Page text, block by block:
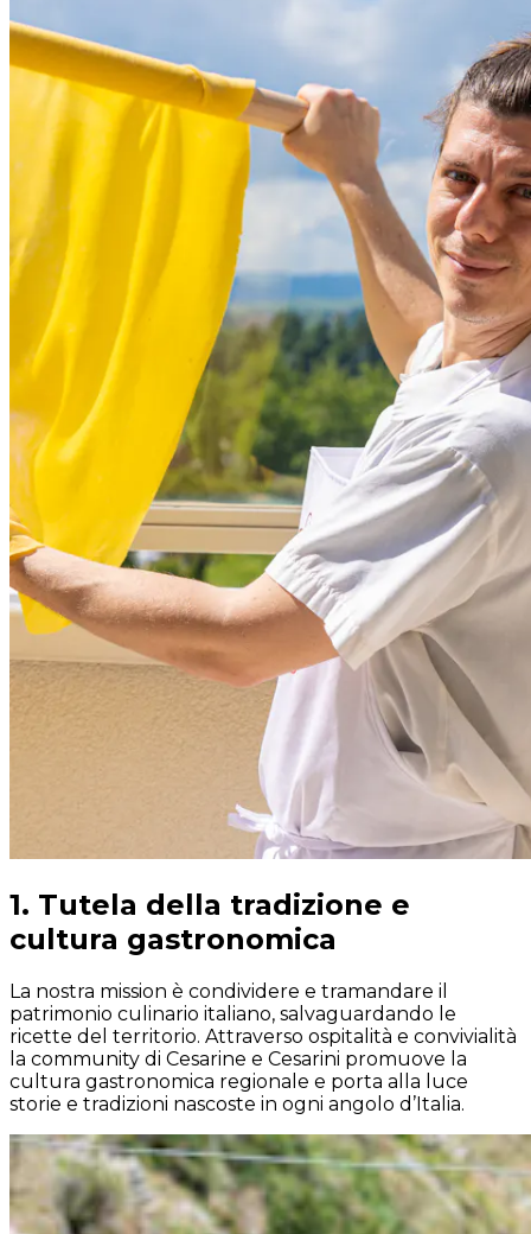
1. Tutela della tradizione e
cultura gastronomica
La nostra mission è condividere e tramandare il
patrimonio culinario italiano, salvaguardando le
ricette del territorio. Attraverso ospitalità e convivialità
la community di Cesarine e Cesarini promuove la
cultura gastronomica regionale e porta alla luce
storie e tradizioni nascoste in ogni angolo d’Italia.